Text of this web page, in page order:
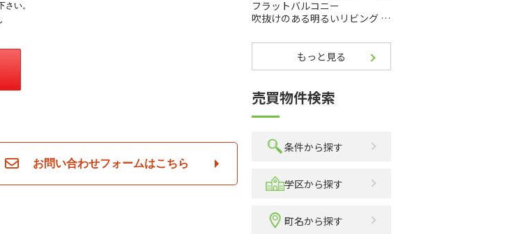
い。
お問い合わせフォームはこちら
もっと見る
売買物件検索
条件から探す
学区から探す
町名から探す